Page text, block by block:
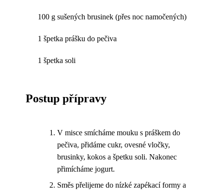
100 g sušených brusinek (přes noc namočených)
1 špetka prášku do pečiva
1 špetka soli
Postup přípravy
V misce smícháme mouku s práškem do
pečiva, přidáme cukr, ovesné vločky,
brusinky, kokos a špetku soli. Nakonec
přimícháme jogurt.
Směs přelijeme do nízké zapékací formy a